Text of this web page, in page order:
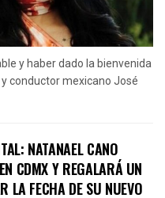
y haber dado la bienvenida
conductor mexicano José
NATANAEL CANO
CDMX Y REGALARÁ UN
LA FECHA DE SU NUEVO